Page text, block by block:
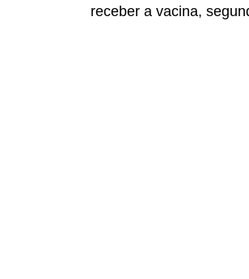
receber a vacina,